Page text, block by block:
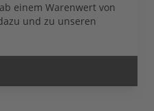
einem Warenwert von
und zu unseren